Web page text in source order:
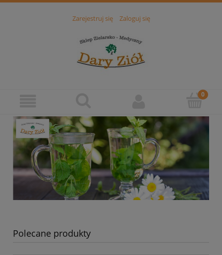
Zarejestruj się Zaloguj się
Polecane produkty